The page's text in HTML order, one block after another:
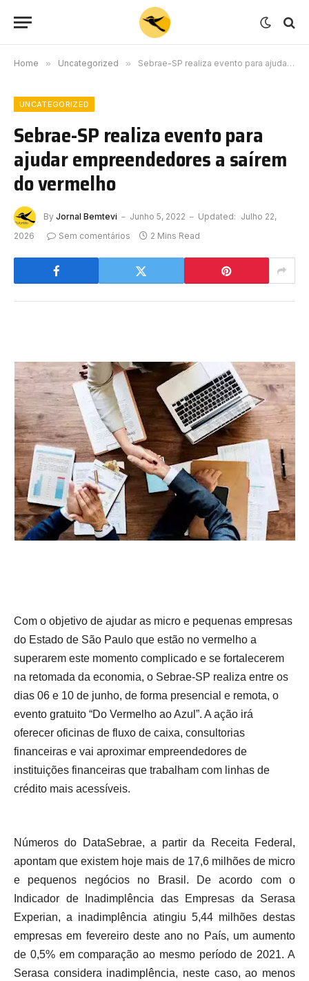
Home » Uncategorized » Sebrae-SP realiza evento para ajudar empreendedores a saírem do vermelho
UNCATEGORIZED
Sebrae-SP realiza evento para
ajudar empreendedores a saírem
do vermelho
By Jornal Bemtevi Junho 5, 2022 Updated: Julho 22,
2026
Sem comentários 2 Mins Read
Com o objetivo de ajudar as micro e pequenas empresas
do Estado de São Paulo que estão no vermelho a
superarem este momento complicado e se fortalecerem
na retomada da economia, o Sebrae-SP realiza entre os
dias 06 e 10 de junho, de forma presencial e remota, o
evento gratuito “Do Vermelho ao Azul”. A ação irá
oferecer oficinas de fluxo de caixa, consultorias
financeiras e vai aproximar empreendedores de
instituições financeiras que trabalham com linhas de
crédito mais acessíveis.
Números do DataSebrae, a partir da Receita Federal,
apontam que existem hoje mais de 17,6 milhões de micro
e pequenos negócios no Brasil. De acordo com o
Indicador de Inadimplência das Empresas da Serasa
Experian, a inadimplência atingiu 5,44 milhões destas
empresas em fevereiro deste ano no País, um aumento
de 0,5% em comparação ao mesmo período de 2021. A
Serasa considera inadimplência, neste caso, ao menos